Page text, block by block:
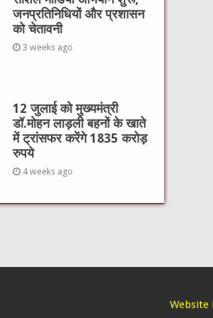
जनप्रतिनिधियों और प्रशासन
को चेतावनी
3 weeks ago
12 जुलाई को मुख्यमंत्री
डॉ.मोहन लाड़ली बहनों के खाते
में ट्रांसफर करेंगे 1835 करोड़
रुपये
4 weeks ago
Website